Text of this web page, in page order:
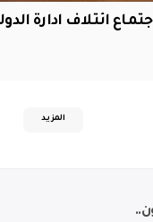
ائتلاف ادارة
المزيد